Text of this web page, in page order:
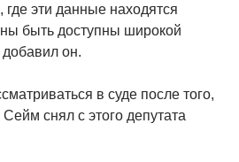
эти данные находятся
быть доступны широкой
он.
в суде после того,
снял с этого депутата